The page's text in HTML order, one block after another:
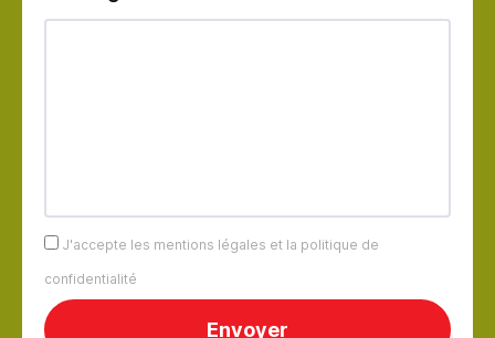
J'accepte les mentions légales et la politique de
confidentialité